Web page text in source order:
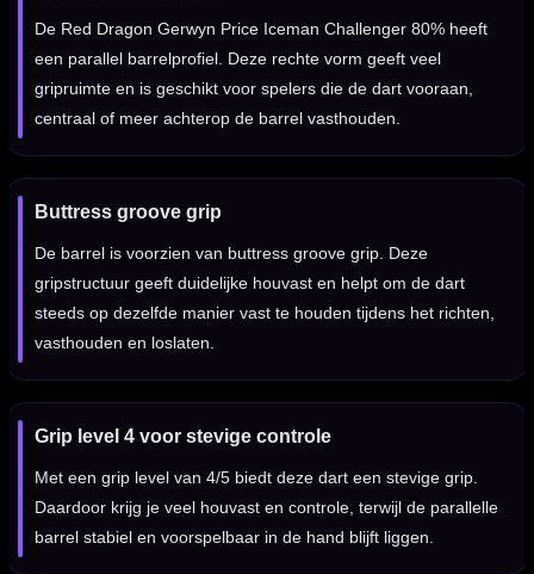
De Red Dragon Gerwyn Price Iceman Challenger 80% heeft
een parallel barrelprofiel. Deze rechte vorm geeft veel
gripruimte en is geschikt voor spelers die de dart vooraan,
centraal of meer achterop de barrel vasthouden.
Buttress groove grip
De barrel is voorzien van buttress groove grip. Deze
gripstructuur geeft duidelijke houvast en helpt om de dart
steeds op dezelfde manier vast te houden tijdens het richten,
vasthouden en loslaten.
Grip level 4 voor stevige controle
Met een grip level van 4/5 biedt deze dart een stevige grip.
Daardoor krijg je veel houvast en controle, terwijl de parallelle
barrel stabiel en voorspelbaar in de hand blijft liggen.